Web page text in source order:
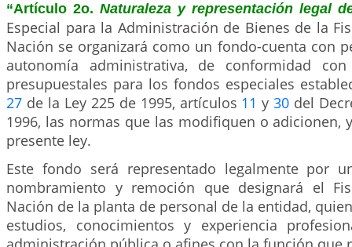
“Artículo 2o. Naturaleza y representación legal
Especial para la Administración de Bienes de la
Nación se organizará como un fondo-cuenta con
autonomía administrativa, de conformidad
presupuestales para los fondos especiales
27 de la Ley 225 de 1995, artículos 11 y30 del
1996, las normas que las modifiquen o adicionen,
presente ley.
Este fondo será representado legalmente por
nombramiento y remoción que designará el
Nación de la planta de personal de la entidad,
estudios, conocimientos y experiencia